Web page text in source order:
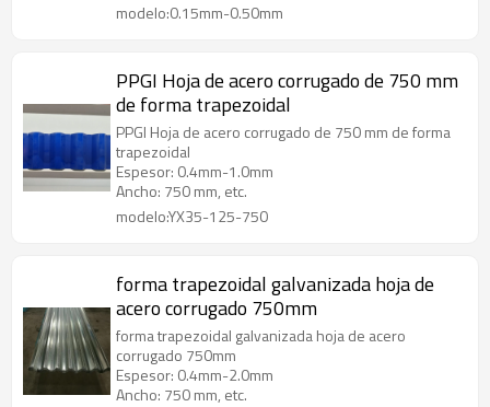
modelo:0.15mm-0.50mm
PPGI Hoja de acero corrugado de 750 mm
de forma trapezoidal
PPGI Hoja de acero corrugado de 750 mm de forma
trapezoidal
Espesor: 0.4mm-1.0mm
Ancho: 750 mm, etc.
modelo:YX35-125-750
forma trapezoidal galvanizada hoja de
acero corrugado 750mm
forma trapezoidal galvanizada hoja de acero
corrugado 750mm
Espesor: 0.4mm-2.0mm
Ancho: 750 mm, etc.